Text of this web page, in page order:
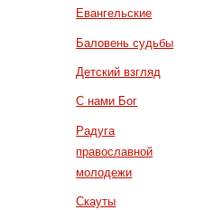
Евангельские
Баловень судьбы
Детский взгляд
С нами Бог
Радуга
православной
молодежи
Скауты